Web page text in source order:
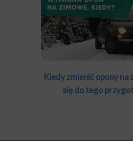
Kiedy zmienić opony na
się do tego